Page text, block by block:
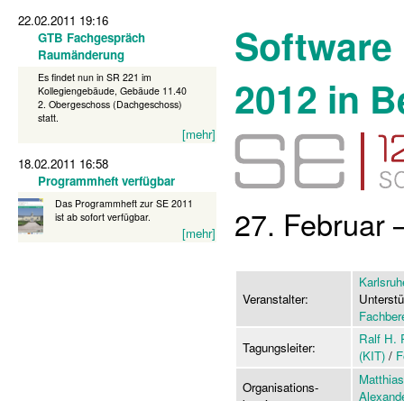
22.02.2011 19:16
GTB Fachgespräch
Raumänderung
Es findet nun in SR 221 im
Kollegiengebäude, Gebäude 11.40
2. Obergeschoss (Dachgeschoss)
statt.
[mehr]
18.02.2011 16:58
Programmheft verfügbar
Das Programmheft zur SE 2011
ist ab sofort verfügbar.
[mehr]
2012 in
27. Februar
Veranstalter:
Tagungsleiter:
Ralf H.
(KIT) /
Organisations-